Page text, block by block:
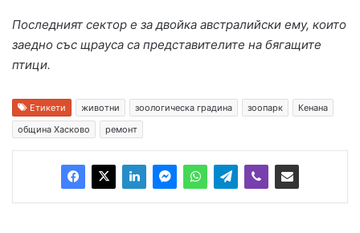
Последният сектор е за двойка австралийски ему, които
заедно със щрауса са представителите на бягащите
птици.
Етикети животни зоологическа градина зоопарк
Кенана
община Хасково
ремонт